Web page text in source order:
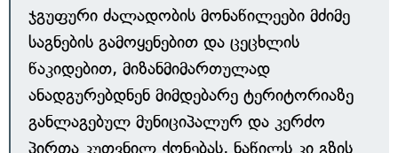
ჯგუფური ძალადობის მონაწილეები მძიმე
საგნების გამოყენებით და ცეცხლის
წაკიდებით, მიზანმიმართულად
ანადგურებდნენ მიმდებარე ტერიტორიაზე
განლაგებულ მუნიციპალურ და კერძო
პირთა კუთვნილ ქონებას, ნაწილს კი გზის